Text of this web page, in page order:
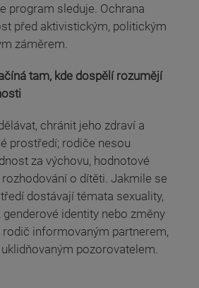
program sleduje. Ochrana
před aktivistickým, politickým
záměrem.
tam, kde dospělí rozumějí
chránit jeho zdraví a
prostředí; rodiče nesou
za výchovu, hodnotové
o dítěti. Jakmile se
dostávají témata sexuality,
identity nebo změny
rodič informovaným partnerem,
pozorovatelem.